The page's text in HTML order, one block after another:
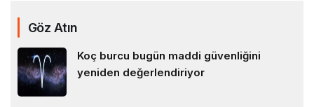
Göz Atın
Koç burcu bugün maddi güvenliğini
yeniden değerlendiriyor